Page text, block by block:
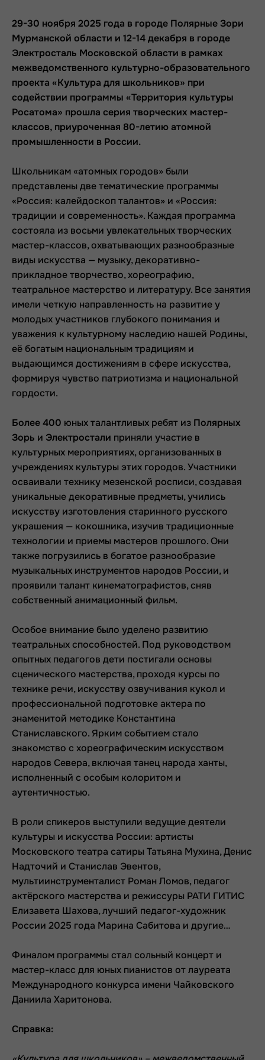
29-30 ноября 2025 года в городе Полярные Зори
Мурманской области и 12-14 декабря в городе
Электросталь Московской области в рамках
межведомственного культурно-образовательного
проекта «Культура для школьников» при
содействии программы «Территория культуры
Росатома» прошла серия творческих мастер-
классов, приуроченная 80-летию атомной
промышленности в России.
Школьникам «атомных городов» были
представлены две тематические программы
«Россия: калейдоскоп талантов» и «Россия:
традиции и современность». Каждая программа
состояла из восьми увлекательных творческих
мастер-классов, охватывающих разнообразные
виды искусства — музыку, декоративно-
прикладное творчество, хореографию,
театральное мастерство и литературу. Все занятия
имели четкую направленность на развитие у
молодых участников глубокого понимания и
уважения к культурному наследию нашей Родины,
её богатым национальным традициям и
выдающимся достижениям в сфере искусства,
формируя чувство патриотизма и национальной
гордости.
Более 400 юных талантливых ребят из Полярных
Зорь и Электростали приняли участие в
культурных мероприятиях, организованных в
учреждениях культуры этих городов. Участники
осваивали технику мезенской росписи, создавая
уникальные декоративные предметы, учились
искусству изготовления старинного русского
украшения — кокошника, изучив традиционные
технологии и приемы мастеров прошлого. Они
также погрузились в богатое разнообразие
музыкальных инструментов народов России, и
проявили талант кинематографистов, сняв
собственный анимационный фильм.
Особое внимание было уделено развитию
театральных способностей. Под руководством
опытных педагогов дети постигали основы
сценического мастерства, проходя курсы по
технике речи, искусству озвучивания кукол и
профессиональной подготовке актера по
знаменитой методике Константина
Станиславского. Ярким событием стало
знакомство с хореографическим искусством
народов Севера, включая танец народа ханты,
исполненный с особым колоритом и
аутентичностью.
В роли спикеров выступили ведущие деятели
культуры и искусства России: артисты
Московского театра сатиры Татьяна Мухина, Денис
Надточий и Станислав Эвентов,
мультиинструменталист Роман Ломов, педагог
актёрского мастерства и режиссуры РАТИ ГИТИС
Елизавета Шахова, лучший педагог-художник
России 2025 года Марина Сабитова и другие…
Финалом программы стал сольный концерт и
мастер-класс для юных пианистов от лауреата
Международного конкурса имени Чайковского
Даниила Харитонова.
Справка: